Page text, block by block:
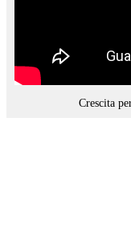
Crescita